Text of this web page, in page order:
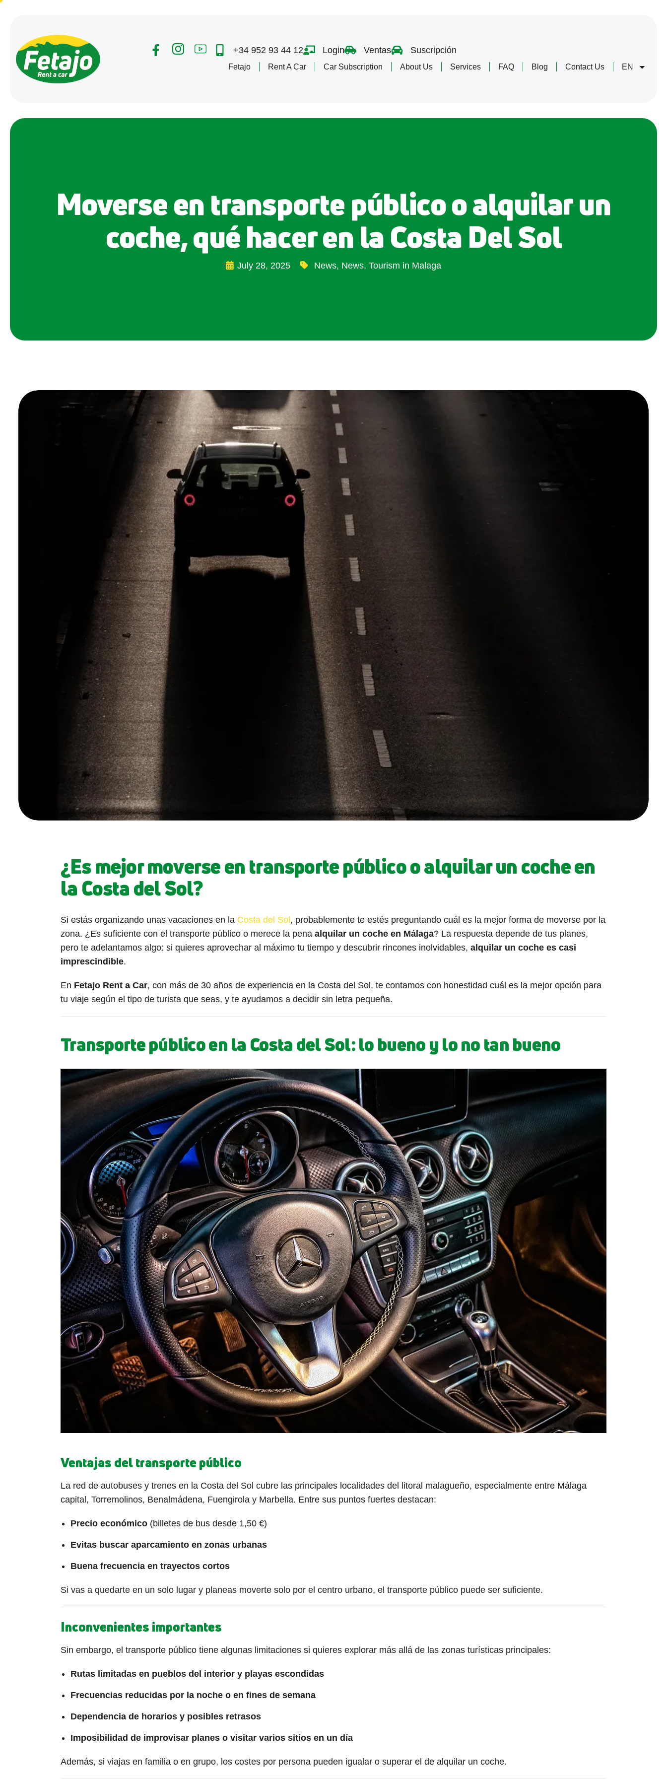
+34 952 93 44 12 Login Ventas Suscripción
Fetajo Rent A Car Car Subscription About Us Services FAQ Blog Contact Us EN
Moverse en transporte público o alquilar un
coche, qué hacer en la Costa Del Sol
July 28, 2025 News, News, Tourism in Malaga
¿Es mejor moverse en transporte público o alquilar un coche en
la Costa del Sol?
Si estás organizando unas vacaciones en la Costa del Sol, probablemente te estés preguntando cuál es la mejor forma de moverse por la
zona. ¿Es suficiente con el transporte público o merece la pena alquilar un coche en Málaga? La respuesta depende de tus planes,
pero te adelantamos algo: si quieres aprovechar al máximo tu tiempo y descubrir rincones inolvidables, alquilar un coche es casi
imprescindible.
En Fetajo Rent a Car, con más de 30 años de experiencia en la Costa del Sol, te contamos con honestidad cuál es la mejor opción para
tu viaje según el tipo de turista que seas, y te ayudamos a decidir sin letra pequeña.
Transporte público en la Costa del Sol: lo bueno y lo no tan bueno
Ventajas del transporte público
La red de autobuses y trenes en la Costa del Sol cubre las principales localidades del litoral malagueño, especialmente entre Málaga
capital, Torremolinos, Benalmádena, Fuengirola y Marbella. Entre sus puntos fuertes destacan:
Precio económico (billetes de bus desde 1,50 €)
Evitas buscar aparcamiento en zonas urbanas
Buena frecuencia en trayectos cortos
Si vas a quedarte en un solo lugar y planeas moverte solo por el centro urbano, el transporte público puede ser suficiente.
Inconvenientes importantes
Sin embargo, el transporte público tiene algunas limitaciones si quieres explorar más allá de las zonas turísticas principales:
Rutas limitadas en pueblos del interior y playas escondidas
Frecuencias reducidas por la noche o en fines de semana
Dependencia de horarios y posibles retrasos
Imposibilidad de improvisar planes o visitar varios sitios en un día
Además, si viajas en familia o en grupo, los costes por persona pueden igualar o superar el de alquilar un coche.